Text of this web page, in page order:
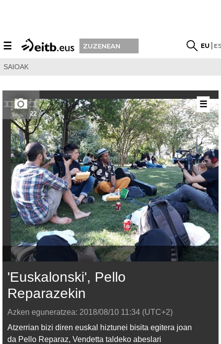
☰ ZUZENEAN EU
SAIOAK
22
'Euskalonski', Pello
Reparazekin
Azken eguneratzea: 2018/08/10 11:34 (UTC+2)
Atzerrian bizi diren euskal hiztunei bisita egitera joan
da Pello Reparaz, Vendetta taldeko abeslari
☰